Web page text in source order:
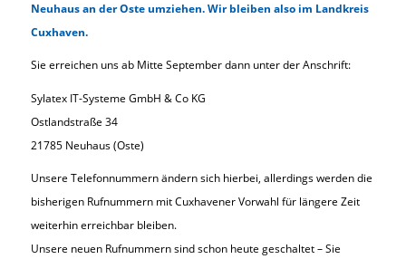
Neuhaus an der Oste umziehen. Wir bleiben also im Landkreis
Cuxhaven.
Sie erreichen uns ab Mitte September dann unter der Anschrift:
Sylatex IT-Systeme GmbH & Co KG
Ostlandstraße 34
21785 Neuhaus (Oste)
Unsere Telefonnummern ändern sich hierbei, allerdings werden die
bisherigen Rufnummern mit Cuxhavener Vorwahl für längere Zeit
weiterhin erreichbar bleiben.
Unsere neuen Rufnummern sind schon heute geschaltet – Sie